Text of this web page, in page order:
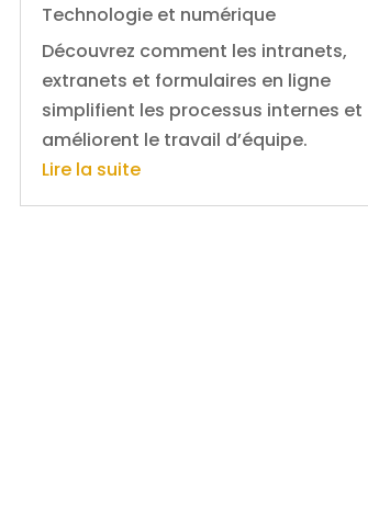
Technologie et numérique
Découvrez comment les intranets,
extranets et formulaires en ligne
simplifient les processus internes et
améliorent le travail d’équipe.
Lire la suite